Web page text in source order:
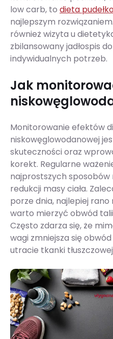
low carb, to dieta
najlepszym
również wizyta u
zbilansowany jadłospis
indywidualnych potrzeb.
Jak
Monitorowanie efektów
niskowęglowodanowej
skuteczności oraz
korekt. Regularne
najprostszych
redukcji masy ciała.
porze dnia, najlepiej
warto mierzyć obwód
Często zdarza się, że
wagi zmniejsza się
utracie tkanki